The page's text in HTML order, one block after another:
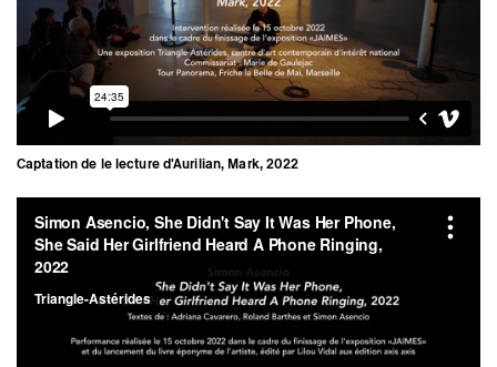
Captation de le lecture d'Aurilian, Mark, 2022